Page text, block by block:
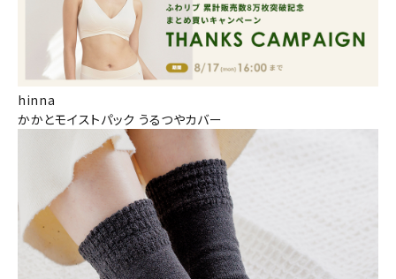
hinna
かかとモイストパック うるつやカバー